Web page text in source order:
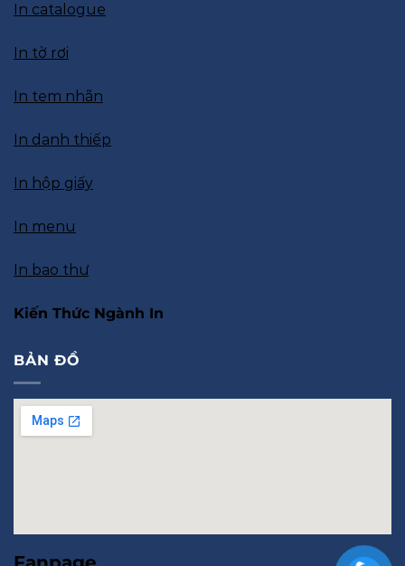
In catalogue
In tờ rơi
In tem nhãn
In danh thiếp
In hộp giấy
In menu
In bao thư
Kiến Thức Ngành In
BẢN ĐỒ